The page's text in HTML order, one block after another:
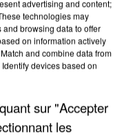
advertising and content;
technologies may
browsing data to offer
on information actively
and combine data from
devices based on
sur "Accepter
les